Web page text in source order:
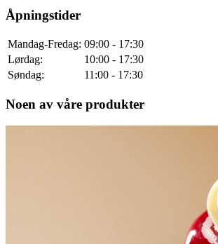
Åpningstider
Mandag-Fredag: 09:00 - 17:30
Lørdag:
10:00 - 17:30
Søndag:
11:00 - 17:30
Noen av våre produkter